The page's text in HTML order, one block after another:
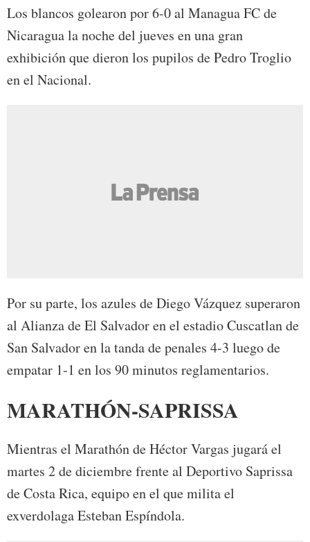
Los blancos golearon por 6-0 al Managua FC de
Nicaragua la noche del jueves en una gran
exhibición que dieron los pupilos de Pedro Troglio
en el Nacional.
Por su parte, los azules de Diego Vázquez superaron
al Alianza de El Salvador en el estadio Cuscatlan de
San Salvador en la tanda de penales 4-3 luego de
empatar 1-1 en los 90 minutos reglamentarios.
MARATHÓN-SAPRISSA
Mientras el Marathón de Héctor Vargas jugará el
martes 2 de diciembre frente al Deportivo Saprissa
de Costa Rica, equipo en el que milita el
exverdolaga Esteban Espíndola.